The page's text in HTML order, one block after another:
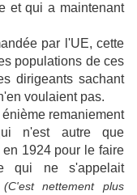
et qui a maintenant
par l'UE, cette
populations de ces
dirigeants sachant
voulaient pas.
remaniement
n'est autre que
1924 pour le faire
qui ne s'appelait
(C'est nettement plus